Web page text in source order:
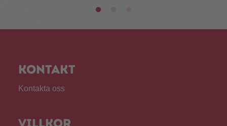
Kontakt
Kontakta oss